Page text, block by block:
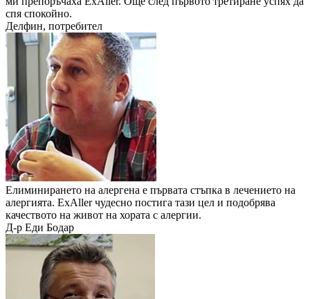
спя спокойно.
Делфин, потребител
Елиминирането на алергена е първата стъпка в лечението на
алергията. ExAller чудесно постига тази цел и подобрява
качеството на живот на хората с алергии.
Д-р Еди Бодар